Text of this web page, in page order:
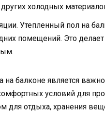
холодных
Утепленный пол на
помещений. Это
на балконе является
условий для
для отдыха, хранения